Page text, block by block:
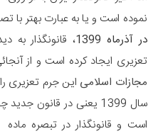
نموده است و یا به عبارت بهتر با
در آذرماه 1399
، قانونگذار به
تعزیری ایجاد کرده است و از
مجازات اسلامی این جرم تعزیری
سال 1399 یعنی در